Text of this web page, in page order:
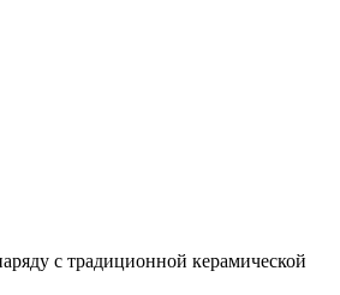
с традиционной керамической